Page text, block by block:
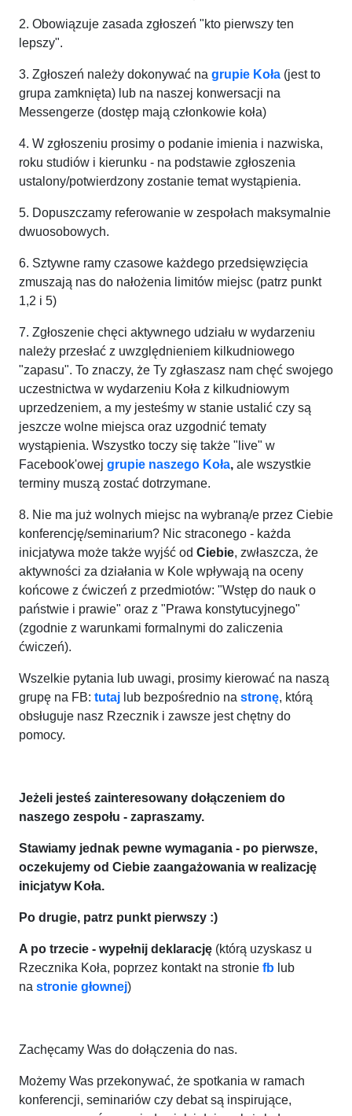
2. Obowiązuje zasada zgłoszeń "kto pierwszy ten
lepszy".
3. Zgłoszeń należy dokonywać na grupie Koła (jest to
grupa zamknięta) lub na naszej konwersacji na
Messengerze (dostęp mają członkowie koła)
4. W zgłoszeniu prosimy o podanie imienia i nazwiska,
roku studiów i kierunku - na podstawie zgłoszenia
ustalony/potwierdzony zostanie temat wystąpienia.
5. Dopuszczamy referowanie w zespołach maksymalnie
dwuosobowych.
6. Sztywne ramy czasowe każdego przedsięwzięcia
zmuszają nas do nałożenia limitów miejsc (patrz punkt
1,2 i 5)
7. Zgłoszenie chęci aktywnego udziału w wydarzeniu
należy przesłać z uwzględnieniem kilkudniowego
"zapasu". To znaczy, że Ty zgłaszasz nam chęć swojego
uczestnictwa w wydarzeniu Koła z kilkudniowym
uprzedzeniem, a my jesteśmy w stanie ustalić czy są
jeszcze wolne miejsca oraz uzgodnić tematy
wystąpienia. Wszystko toczy się także "live" w
Facebook'owej grupie naszego Koła, ale wszystkie
terminy muszą zostać dotrzymane.
8. Nie ma już wolnych miejsc na wybraną/e przez Ciebie
konferencję/seminarium? Nic straconego - każda
inicjatywa może także wyjść od Ciebie, zwłaszcza, że
aktywności za działania w Kole wpływają na oceny
końcowe z ćwiczeń z przedmiotów: "Wstęp do nauk o
państwie i prawie" oraz z "Prawa konstytucyjnego"
(zgodnie z warunkami formalnymi do zaliczenia
ćwiczeń).
Wszelkie pytania lub uwagi, prosimy kierować na naszą
grupę na FB: tutaj lub bezpośrednio na stronę, którą
obsługuje nasz Rzecznik i zawsze jest chętny do
pomocy.
Jeżeli jesteś zainteresowany dołączeniem do
naszego zespołu - zapraszamy.
Stawiamy jednak pewne wymagania - po pierwsze,
oczekujemy od Ciebie zaangażowania w realizację
inicjatyw Koła.
Po drugie, patrz punkt pierwszy :)
A po trzecie - wypełnij deklarację (którą uzyskasz u
Rzecznika Koła, poprzez kontakt na stronie fb lub
na stronie głownej)
Zachęcamy Was do dołączenia do nas.
Możemy Was przekonywać, że spotkania w ramach
konferencji, seminariów czy debat są inspirujące,